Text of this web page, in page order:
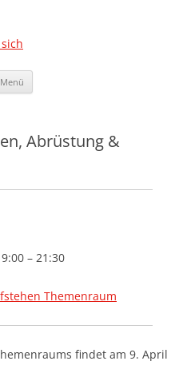
Menü
Abrüstung &
– 21:30
Themenraum
findet am 9. April